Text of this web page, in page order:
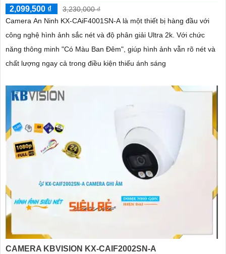
2,099,500 ₫
3,230,000 ₫
Camera An Ninh KX-CAiF4001SN-A là một thiết bị hàng đầu với
công nghệ hình ảnh sắc nét và độ phân giải Ultra 2k. Với chức
năng thông minh "Có Màu Ban Đêm", giúp hình ảnh vẫn rõ nét và
chất lượng ngay cả trong điều kiện thiếu ánh sáng
CAMERA KBVISION KX-CAIF2002SN-A